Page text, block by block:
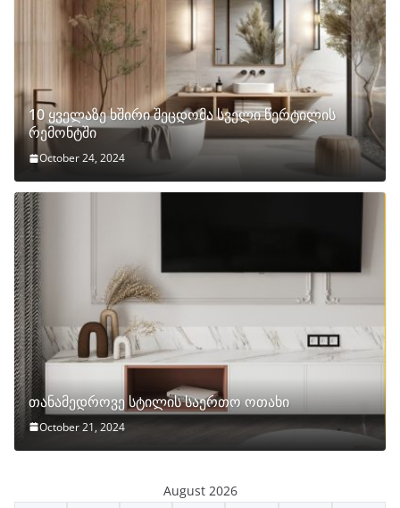
10 ყველაზე ხშირი შეცდომა სველი წერტილის
რემონტში
October 24, 2024
თანამედროვე სტილის საერთო ოთახი
October 21, 2024
August 2026